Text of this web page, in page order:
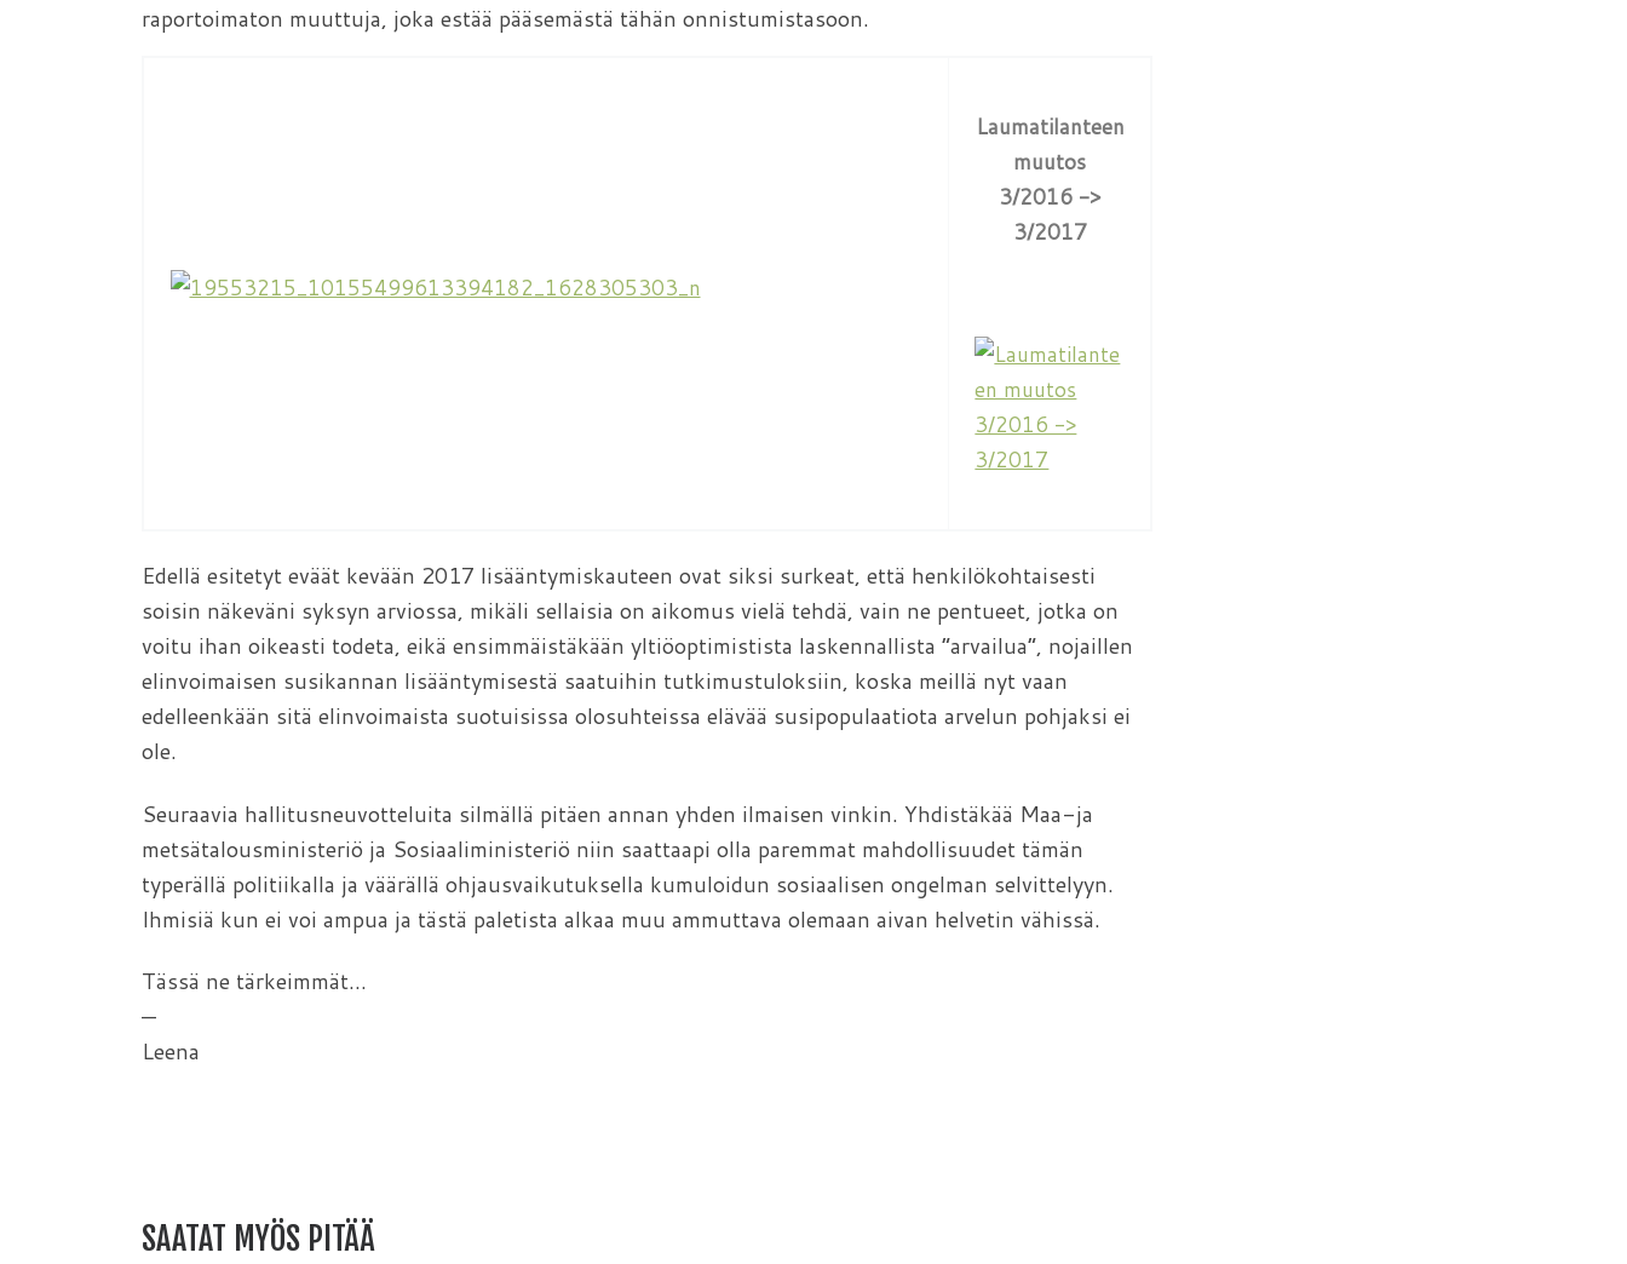
raportoimaton muuttuja, joka estää pääsemästä tähän onnistumistasoon.
Laumatilanteen
muutos
3/2016 ->
3/2017
Edellä esitetyt eväät kevään 2017 lisääntymiskauteen ovat siksi surkeat, että henkilökohtaisesti
soisin näkeväni syksyn arviossa, mikäli sellaisia on aikomus vielä tehdä, vain ne pentueet, jotka on
voitu ihan oikeasti todeta, eikä ensimmäistäkään yltiöoptimistista laskennallista ”arvailua”, nojaillen
elinvoimaisen susikannan lisääntymisestä saatuihin tutkimustuloksiin, koska meillä nyt vaan
edelleenkään sitä elinvoimaista suotuisissa olosuhteissa elävää susipopulaatiota arvelun pohjaksi ei
ole.
Seuraavia hallitusneuvotteluita silmällä pitäen annan yhden ilmaisen vinkin. Yhdistäkää Maa-ja
metsätalousministeriö ja Sosiaaliministeriö niin saattaapi olla paremmat mahdollisuudet tämän
typerällä politiikalla ja väärällä ohjausvaikutuksella kumuloidun sosiaalisen ongelman selvittelyyn.
Ihmisiä kun ei voi ampua ja tästä paletista alkaa muu ammuttava olemaan aivan helvetin vähissä.
Tässä ne tärkeimmät…
—
Leena
SAATAT MYÖS PITÄÄ